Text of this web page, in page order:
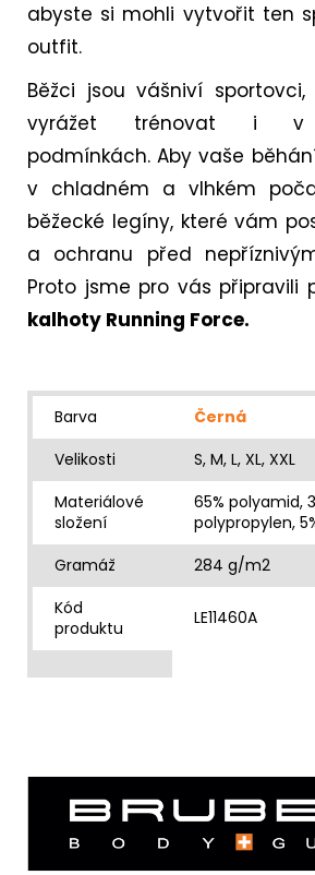
abyste si mohli vytvořit ten
outfit.
Běžci jsou vášniví
vyrážet trénovat i v
podmínkách. Aby vaše
v chladném a vlhkém
běžecké legíny, které vám
a ochranu před
Proto jsme pro vás připravili
kalhoty Running Force.
Barva
Černá
Velikosti
S, M, L, XL, XXL
Materiálové
složení
65% polyamid,
polypropylen,
Gramáž
284 g/m2
Kód
produktu
LE11460A